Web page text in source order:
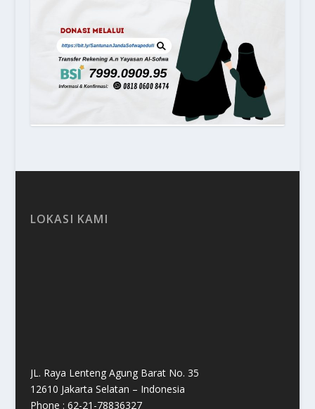
LOKASI KAMI
JL. Raya Lenteng Agung Barat No. 35
12610 Jakarta Selatan – Indonesia
Phone : 62-21-78836327